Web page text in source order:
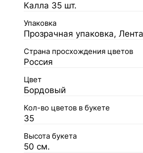
Калла 35 шт.
Упаковка
Прозрачная упаковка,
Страна просхождения цветов
Россия
Цвет
Бордовый
Кол-во цветов в букете
35
Высота букета
50 см.